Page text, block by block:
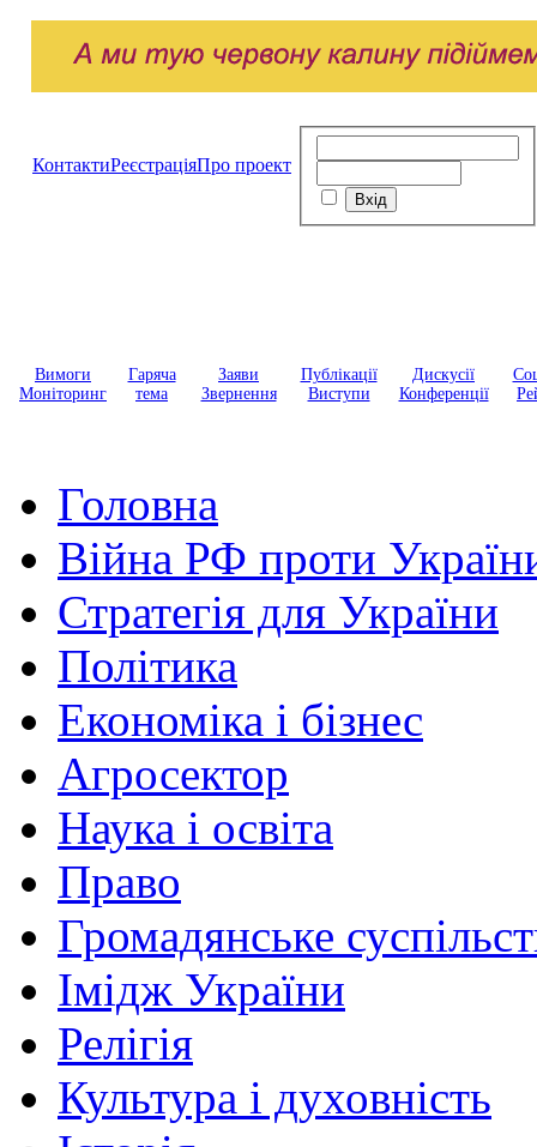
КонтактиРеєстраціяПро проект
Вимоги
Моніторинг
Гаряча
тема
Заяви
Звернення
Публікації
Виступи
Дискусії
Конференції
Головна
Війна РФ проти
Стратегія для України
Політика
Економіка і бізнес
Агросектор
Наука і освіта
Право
Громадянське
Імідж України
Релігія
Культура і духовність